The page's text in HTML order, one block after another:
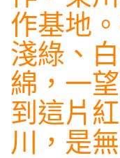
作基地
淺綠、
綿，一
到這片
川，是